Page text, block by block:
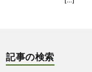
記事の検索